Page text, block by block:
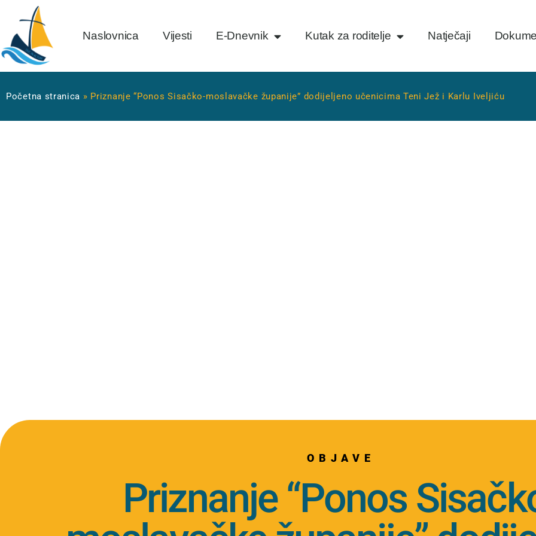
Naslovnica Vijesti E-Dnevnik Kutak za roditelje Natječaji
Početna stranica » Priznanje “Ponos Sisačko-moslavačke županije” dodijeljeno učenicima Teni Jež i Karlu Iveljiću
OBJAVE
Priznanje “Ponos